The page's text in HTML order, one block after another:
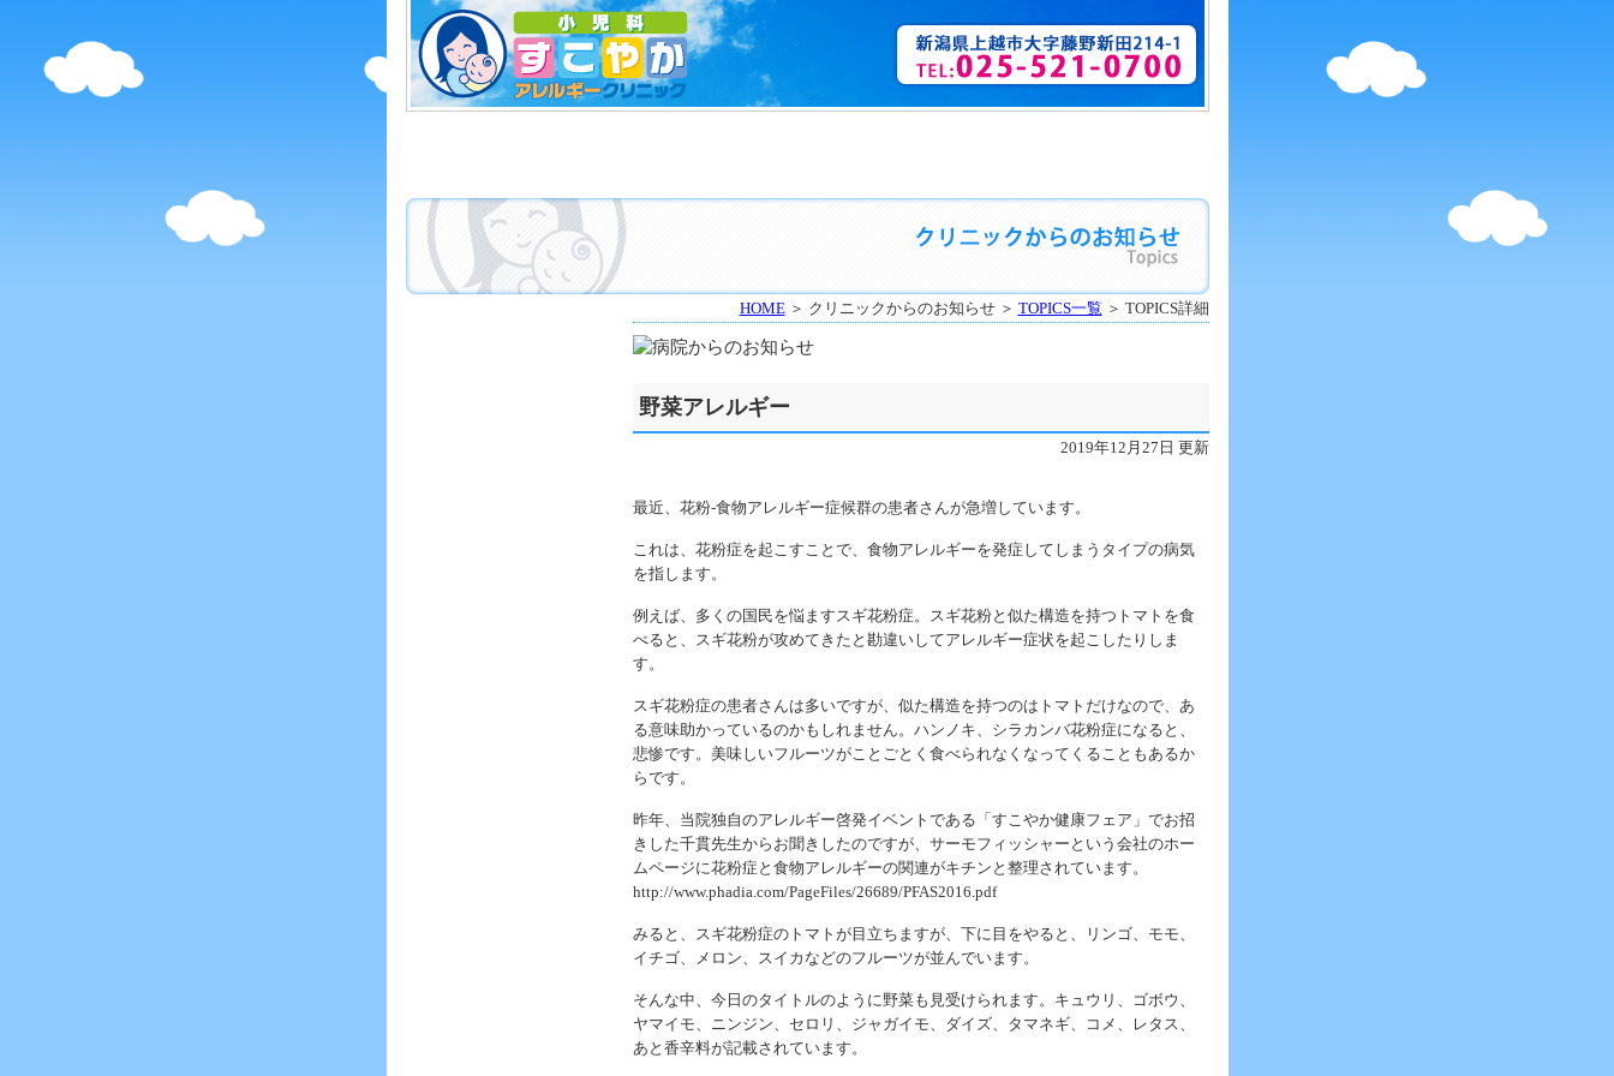
HOME＞ クリニックからのお知らせ ＞ TOPICS一覧 ＞ TOPICS詳細
野菜アレルギー
2019年12月27日 更新
最近、花粉-食物アレルギー症候群の患者さんが急増しています。
これは、花粉症を起こすことで、食物アレルギーを発症してしまうタイプの病気
を指します。
例えば、多くの国民を悩ますスギ花粉症。スギ花粉と似た構造を持つトマトを食
べると、スギ花粉が攻めてきたと勘違いしてアレルギー症状を起こしたりしま
す。
スギ花粉症の患者さんは多いですが、似た構造を持つのはトマトだけなので、あ
る意味助かっているのかもしれません。ハンノキ、シラカンバ花粉症になると、
悲惨です。美味しいフルーツがことごとく食べられなくなってくることもあるか
らです。
昨年、当院独自のアレルギー啓発イベントである「すこやか健康フェア」でお招
きした千貫先生からお聞きしたのですが、サーモフィッシャーという会社のホー
ムページに花粉症と食物アレルギーの関連がキチンと整理されています。
http://www.phadia.com/PageFiles/26689/PFAS2016.pdf
みると、スギ花粉症のトマトが目立ちますが、下に目をやると、リンゴ、モモ、
イチゴ、メロン、スイカなどのフルーツが並んでいます。
そんな中、今日のタイトルのように野菜も見受けられます。キュウリ、ゴボウ、
ヤマイモ、ニンジン、セロリ、ジャガイモ、ダイズ、タマネギ、コメ、レタス、
あと香辛料が記載されています。